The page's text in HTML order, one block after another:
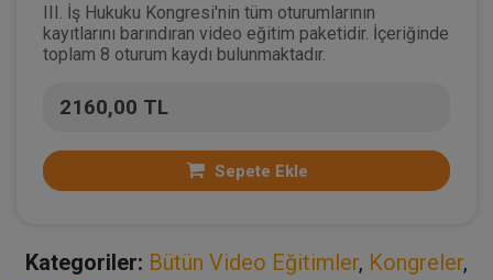
III. İş Hukuku Kongresi'nin tüm oturumlarının
kayıtlarını barındıran video eğitim paketidir. İçeriğinde
toplam 8 oturum kaydı bulunmaktadır.
2160,00 TL
Sepete Ekle
Kategoriler: Bütün Video Eğitimler, Kongreler,